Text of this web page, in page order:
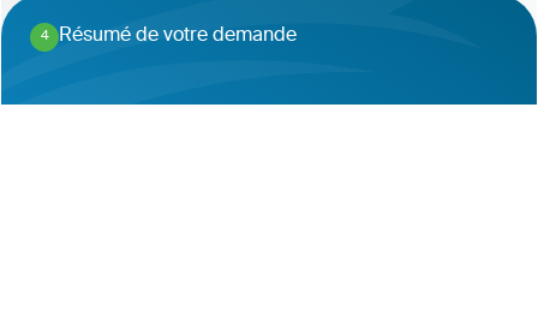
4
. Résumé de votre demande